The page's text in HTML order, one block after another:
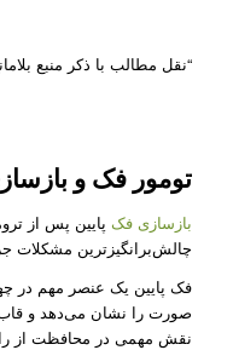
“نقل مطالب با ذکر منبع
تومور فک و
بازسازی فک پایین پس از
چالش‌برانگیزترین
فک پایین یک عنصر مهم در
صورت را نشان می‌دهد و
نقش مهمی در محافظت از